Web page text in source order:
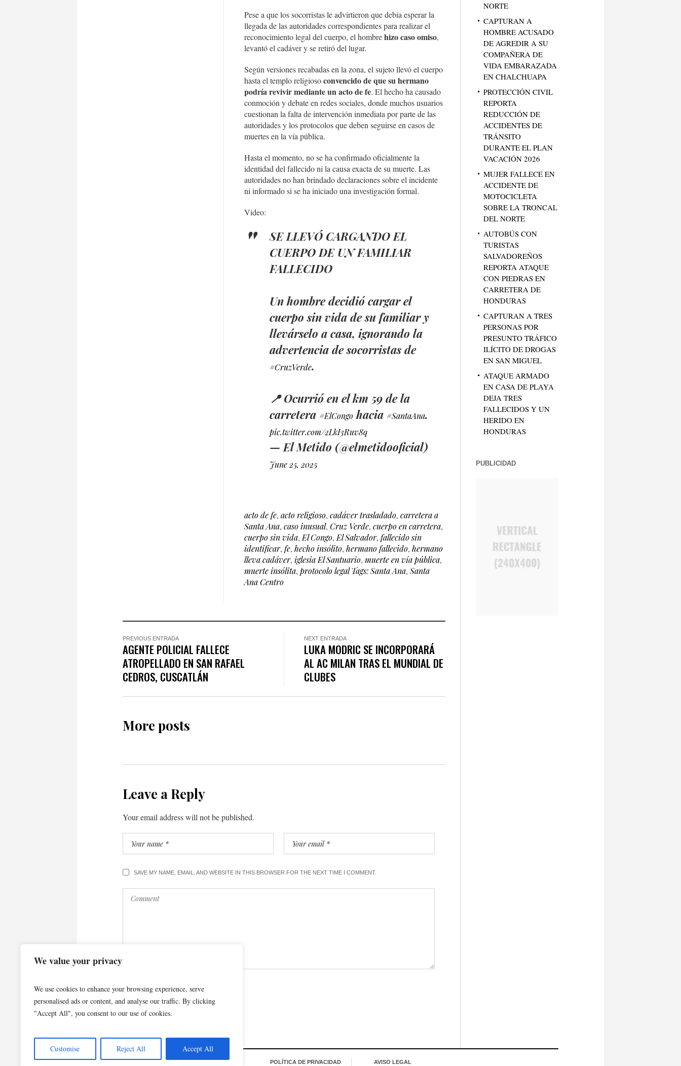
We value your privacy
We use cookies to enhance your browsing experience, serve
personalised ads or content, and analyse our traffic. By clicking
"Accept All", you consent to our use of cookies.
Customise Reject All Accept All
Pese a que los socorristas le advirtieron que debía esperar la
llegada de las autoridades correspondientes para realizar el
reconocimiento legal del cuerpo, el hombrehizo caso omiso,
levantó el cadáver y se retiró del lugar.
Según versiones recabadas en la zona, el sujeto llevó el cuerpo
hasta el templo religiosoconvencido de que su hermano
podría revivir mediante un acto de fe. El hecho ha causado
conmoción y debate en redes sociales, donde muchos usuarios
cuestionan la falta de intervención inmediata por parte de las
autoridades y los protocolos que deben seguirse en casos de
muertes en la vía pública.
Hasta el momento, no se ha confirmado oficialmente la
identidad del fallecido ni la causa exacta de su muerte. Las
autoridades no han brindado declaraciones sobre el incidente
ni informado si se ha iniciado una investigación formal.
Video:
SE LLEVÓ CARGANDO EL
CUERPO DE UN FAMILIAR
FALLECIDO
Un hombre decidió cargar el
cuerpo sin vida de su familiar y
llevárselo a casa, ignorando la
advertencia de socorristas de
#CruzVerde.
📍 Ocurrió en el km 59 de la
carretera #ElCongo hacia #SantaAna.
pic.twitter.com/2LkI3Ruv8q
— El Metido (@elmetidooficial)
June 25, 2025
acto de fe, acto religioso, cadáver trasladado, carretera a
Santa Ana, caso inusual, Cruz Verde, cuerpo en carretera,
cuerpo sin vida,El Congo,El Salvador, fallecido sin
identificar, fe, hecho insólito, hermano fallecido, hermano
lleva cadáver, iglesia El Santuario, muerte en vía pública,
muerte insólita, protocolo legal Tags: Santa Ana,Santa
Ana Centro
PREVIOUS ENTRADA
AGENTE POLICIAL FALLECE
ATROPELLADO EN SAN RAFAEL
CEDROS, CUSCATLÁN
NEXT ENTRADA
LUKA MODRIC SE INCORPORARÁ
AL AC MILAN TRAS EL MUNDIAL DE
CLUBES
More posts
Leave a Reply
Your email address will not be published.
SAVE MY NAME, EMAIL, AND WEBSITE IN THIS BROWSER FOR THE NEXT TIME I COMMENT.
NORTE
CAPTURAN A
HOMBRE ACUSADO
DE AGREDIR A SU
COMPAÑERA DE
VIDA EMBARAZADA
EN CHALCHUAPA
PROTECCIÓN CIVIL
REPORTA
REDUCCIÓN DE
ACCIDENTES DE
TRÁNSITO
DURANTE EL PLAN
VACACIÓN 2026
MUJER FALLECE EN
ACCIDENTE DE
MOTOCICLETA
SOBRE LA TRONCAL
DEL NORTE
AUTOBÚS CON
TURISTAS
SALVADOREÑOS
REPORTA ATAQUE
CON PIEDRAS EN
CARRETERA DE
HONDURAS
CAPTURAN A TRES
PERSONAS POR
PRESUNTO TRÁFICO
ILÍCITO DE DROGAS
EN SAN MIGUEL
ATAQUE ARMADO
EN CASA DE PLAYA
DEJA TRES
FALLECIDOS Y UN
HERIDO EN
HONDURAS
PUBLICIDAD
POLÍTICA DE PRIVACIDAD AVISO LEGAL